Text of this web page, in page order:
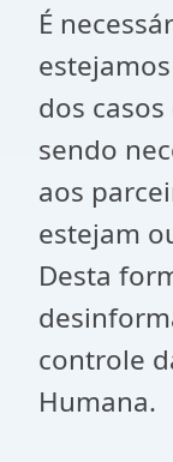
É
dos
sendo
aos
estejam
Desta
controle
Humana.